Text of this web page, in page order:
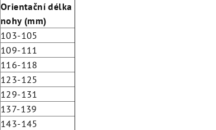
Orientační délka
nohy (mm)
103-105
109-111
116-118
123-125
129-131
137-139
143-145